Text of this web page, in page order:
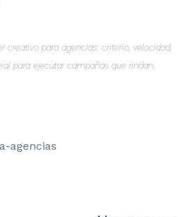
creativo para agencias: criterio, velocidad,
para ejecutar campañas que rindan.